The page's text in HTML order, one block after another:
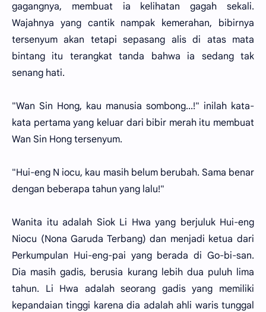
gagangnya, membuat ia kelihatan gagah sekali.
Wajahnya yang cantik nampak kemerahan, bibirnya
tersenyum akan tetapi sepasang alis di atas mata
bintang itu terangkat tanda bahwa ia sedang tak
senang hati.
"Wan Sin Hong, kau manusia sombong...!" inilah kata-
kata pertama yang keluar dari bibir merah itu membuat
Wan Sin Hong tersenyum.
"Hui-eng N iocu, kau masih belum berubah. Sama benar
dengan beberapa tahun yang lalu!"
Wanita itu adalah Siok Li Hwa yang berjuluk Hui-eng
Niocu (Nona Garuda Terbang) dan menjadi ketua dari
Perkumpulan Hui-eng-pai yang berada di Go-bi-san.
Dia masih gadis, berusia kurang lebih dua puluh lima
tahun. Li Hwa adalah seorang gadis yang memiliki
kepandaian tinggi karena dia adalah ahli waris tunggal